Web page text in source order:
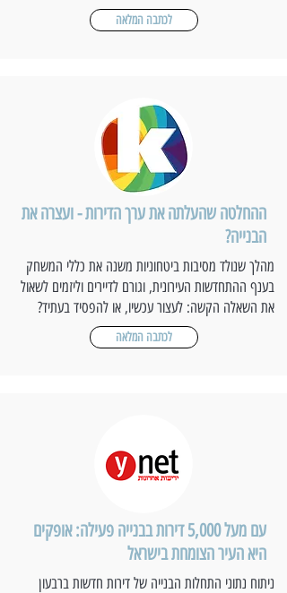
לכתבה המלאה
ההחלטה שהעלתה את ערך הדירות - ועצרה את
הבנייה?
מהלך שנולד מסיבות ביטחוניות משנה את כללי המשחק
בענף ההתחדשות העירונית, וגורם לדיירים וליזמים לשאול
את השאלה הקשה: לעצור עכשיו, או להפסיד בעתיד?
לכתבה המלאה
עם מעל 5,000 דירות בבנייה פעילה: אופקים
היא העיר הצומחת בישראל
ניתוח נתוני התחלות הבנייה של דירות חדשות ברבעון